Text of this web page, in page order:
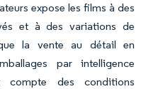
expose les films à des
et à des variations de
la vente au détail en
par intelligence
compte des conditions